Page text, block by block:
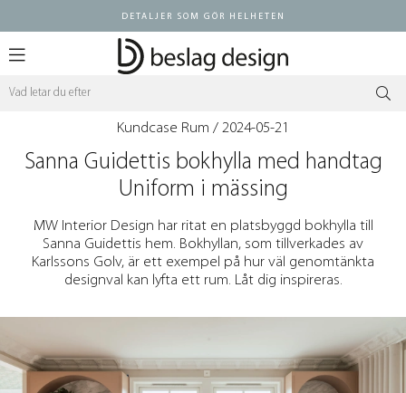
DETALJER SOM GÖR HELHETEN
Kundcase Rum / 2024-05-21
Sanna Guidettis bokhylla med handtag
Uniform i mässing
MW Interior Design har ritat en platsbyggd bokhylla till
Sanna Guidettis hem. Bokhyllan, som tillverkades av
Karlssons Golv, är ett exempel på hur väl genomtänkta
designval kan lyfta ett rum. Låt dig inspireras.